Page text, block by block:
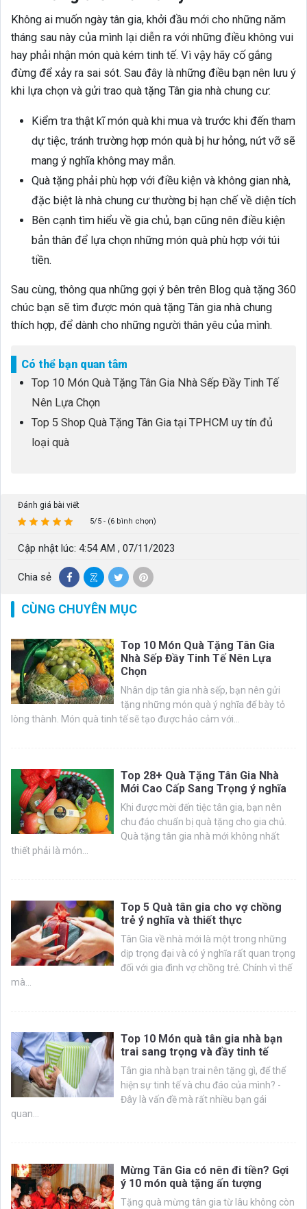
Không ai muốn ngày tân gia, khởi đầu mới cho những năm
tháng sau này của mình lại diễn ra với những điều không vui
hay phải nhận món quà kém tinh tế. Vì vậy hãy cố gắng
đừng để xảy ra sai sót. Sau đây là những điều bạn nên lưu ý
khi lựa chọn và gửi trao quà tặng Tân gia nhà chung cư:
Kiểm tra thật kĩ món quà khi mua và trước khi đến tham
dự tiệc, tránh trường hợp món quà bị hư hỏng, nứt vỡ sẽ
mang ý nghĩa không may mắn.
Quà tặng phải phù hợp với điều kiện và không gian nhà,
đặc biệt là nhà chung cư thường bị hạn chế về diện tích
Bên cạnh tìm hiểu về gia chủ, bạn cũng nên điều kiện
bản thân để lựa chọn những món quà phù hợp với túi
tiền.
Sau cùng, thông qua những gợi ý bên trên Blog quà tặng 360
chúc bạn sẽ tìm được món quà tặng Tân gia nhà chung
thích hợp, để dành cho những người thân yêu của mình.
Có thể bạn quan tâm
Top 10 Món Quà Tặng Tân Gia Nhà Sếp Đầy Tinh Tế
Nên Lựa Chọn
Top 5 Shop Quà Tặng Tân Gia tại TPHCM uy tín đủ
loại quà
Đánh giá bài viết
5/5 - (6 bình chọn)
Cập nhật lúc: 4:54 AM , 07/11/2023
Chia sẻ
CÙNG CHUYÊN MỤC
Top 10 Món Quà Tặng Tân Gia
Nhà Sếp Đầy Tinh Tế Nên Lựa
Chọn
Nhân dịp tân gia nhà sếp, bạn nên gửi
tặng những món quà ý nghĩa để bày tỏ
lòng thành. Món quà tinh tế sẽ tạo được hảo cảm với...
Top 28+ Quà Tặng Tân Gia Nhà
Mới Cao Cấp Sang Trọng ý nghĩa
Khi được mời đến tiệc tân gia, bạn nên
chu đáo chuẩn bị quà tặng cho gia chủ.
Quà tặng tân gia nhà mới không nhất
thiết phải là món...
Top 5 Quà tân gia cho vợ chồng
trẻ ý nghĩa và thiết thực
Tân Gia về nhà mới là một trong những
dịp trọng đại và có ý nghĩa rất quan trọng
đối với gia đình vợ chồng trẻ. Chính vì thế
mà...
Top 10 Món quà tân gia nhà bạn
trai sang trọng và đầy tinh tế
Tân gia nhà bạn trai nên tặng gì, để thể
hiện sự tinh tế và chu đáo của mình? -
Đây là vấn đề mà rất nhiều bạn gái
quan...
Mừng Tân Gia có nên đi tiền? Gợi
ý 10 món quà tặng ấn tượng
Tặng quà mừng tân gia từ lâu không còn